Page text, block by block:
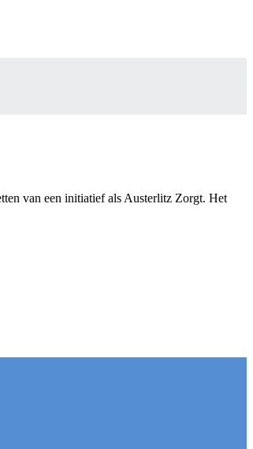
van een initiatief als Austerlitz Zorgt. Het